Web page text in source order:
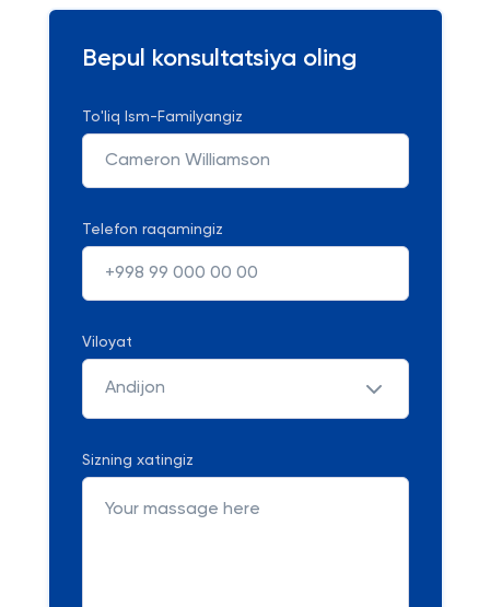
Bepul konsultatsiya oling
To'liq Ism-Familyangiz
Telefon raqamingiz
Viloyat
Andijon
Sizning xatingiz